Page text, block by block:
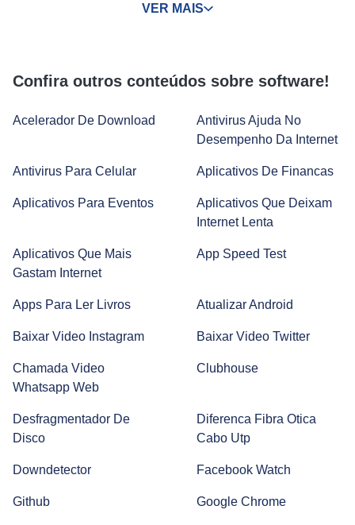
Tecnologia no cotidiano: vantagens, desvantagens e tipos
Smartwatch: como funciona e quais são suas vantagens?
Smart TV: como escolher a sua?
Como Configurar
Kindle
O que é Hardware? Veja como testar o seu!
VER MAIS
Confira outros conteúdos sobre software!
Acelerador De Download
Antivirus Ajuda No
Desempenho Da Internet
Antivirus Para Celular Aplicativos De Financas
Aplicativos Para Eventos
Aplicativos Que Deixam
Internet Lenta
Aplicativos Que Mais
Gastam Internet
App Speed Test
Apps Para Ler Livros Atualizar Android
Baixar Video Instagram Baixar Video Twitter
Chamada Video
Whatsapp Web
Clubhouse
Desfragmentador De
Disco
Diferenca Fibra Otica
Cabo Utp
Downdetector Facebook Watch
Github Google Chrome